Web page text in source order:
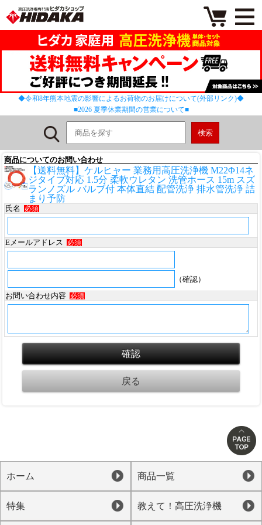
◆令和8年熊本地震の影響によるお荷物のお届けについて(外部リンク)◆
■2026 夏季休業期間の営業について■
商品についてのお問い合わせ
【送料無料】ケルヒャー 業務用高圧洗浄機 M22Φ14ネ
ジタイプ対応 1.5分 柔軟ウレタン 洗管ホース 15m スズ
ランノズル バルブ付 本体直結 配管洗浄 排水管洗浄 詰
まり予防
氏名 必須
Eメールアドレス 必須
（確認）
お問い合わせ内容
必須
ホーム 商品一覧
特集 教えて！高圧洗浄機